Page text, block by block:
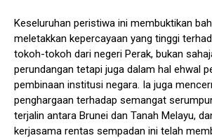
Keseluruhan peristiwa ini membuktikan
meletakkan kepercayaan yang tinggi
tokoh-tokoh dari negeri Perak, bukan
perundangan tetapi juga dalam hal ehwal
pembinaan institusi negara. Ia juga
penghargaan terhadap semangat
terjalin antara Brunei dan Tanah Melayu,
kerjasama rentas sempadan ini telah